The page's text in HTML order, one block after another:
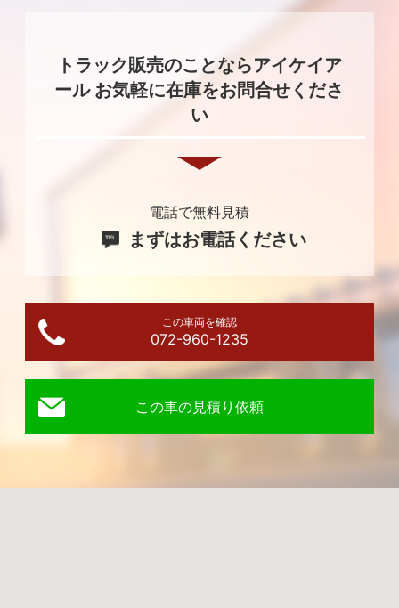
トラック販売のことならアイケイア
ール お気軽に在庫をお問合せくださ
い
電話で無料見積
まずはお電話ください
この車両を確認
072-960-1235
この車の見積り依頼